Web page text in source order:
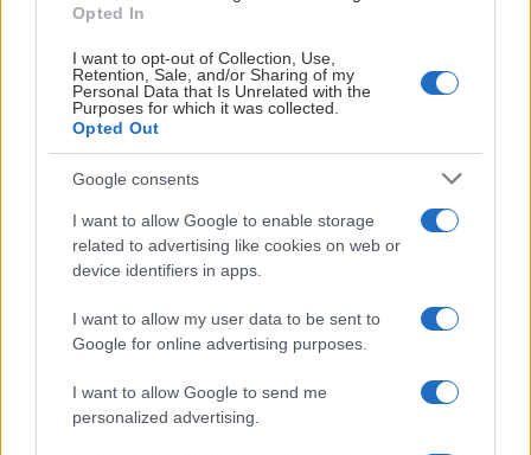
Opted In
I want to opt-out of Collection, Use,
Retention, Sale, and/or Sharing of my
Personal Data that Is Unrelated with the
Purposes for which it was collected.
Opted Out
Google consents
I want to allow Google to enable storage
related to advertising like cookies on web or
device identifiers in apps.
I want to allow my user data to be sent to
Google for online advertising purposes.
I want to allow Google to send me
personalized advertising.
beslutningen, og nå er vi glade for å være her, sier Ponthus
Westerholm.
Brødrene ankom Oslo så sent som i helgen, og stilte på
trening sammen med resten av troppen mandag morgen.
-Vi fikk et positivt førsteinntrykk. Hallen er veldig fin, og
treningene har gått bra. Det er harde treninger så vi er litt
slitne, men det er positivt. Vi liker å trene hardt så dette
passer oss bra, sier Pathrik Westerholm.